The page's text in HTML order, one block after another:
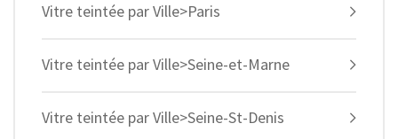
Vitre teintée par Ville>Paris
Vitre teintée par Ville>Seine-et-Marne
Vitre teintée par Ville>Seine-St-Denis